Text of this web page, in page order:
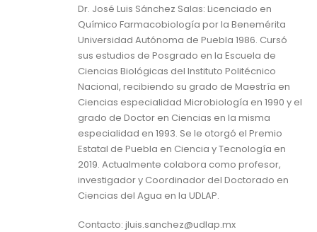
Dr. José Luis Sánchez Salas: Licenciado en
Químico Farmacobiología por la Benemérita
Universidad Autónoma de Puebla 1986. Cursó
sus estudios de Posgrado en la Escuela de
Ciencias Biológicas del Instituto Politécnico
Nacional, recibiendo su grado de Maestría en
Ciencias especialidad Microbiología en 1990 y el
grado de Doctor en Ciencias en la misma
especialidad en 1993. Se le otorgó el Premio
Estatal de Puebla en Ciencia y Tecnología en
2019. Actualmente colabora como profesor,
investigador y Coordinador del Doctorado en
Ciencias del Agua en la UDLAP.
Contacto: jluis.sanchez@udlap.mx